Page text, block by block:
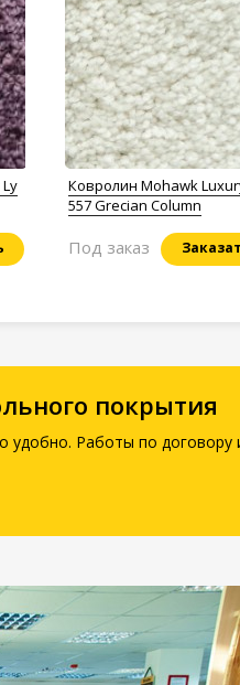
Ковролин Mohawk
557 Grecian Column
Под заказ
покрытия
Работы по договору